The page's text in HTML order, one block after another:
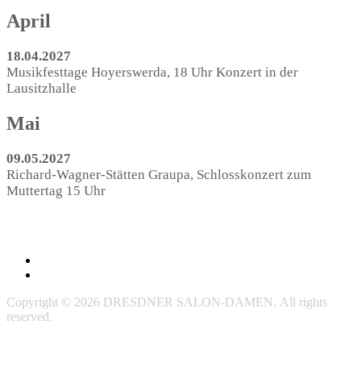
April
18.04.2027
Musikfesttage Hoyerswerda, 18 Uhr Konzert in der
Lausitzhalle
Mai
09.05.2027
Richard-Wagner-Stätten Graupa, Schlosskonzert zum
Muttertag 15 Uhr
Copyright © 2026 DRESDNER SALON-DAMEN. All rights
reserved.